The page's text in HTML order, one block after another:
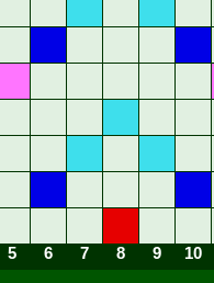
5 6 7 8 9 10